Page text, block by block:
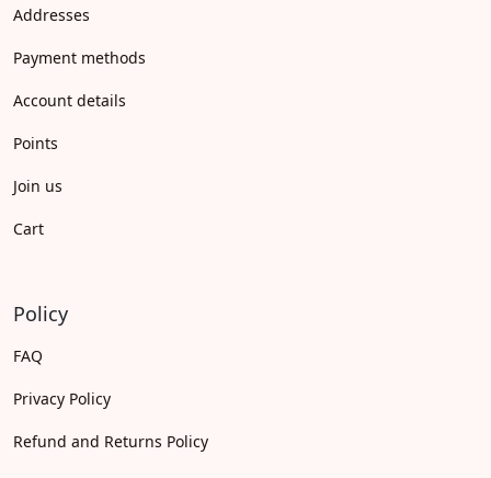
Addresses
Payment methods
Account details
Points
Join us
Cart
Policy
FAQ
Privacy Policy
Refund and Returns Policy